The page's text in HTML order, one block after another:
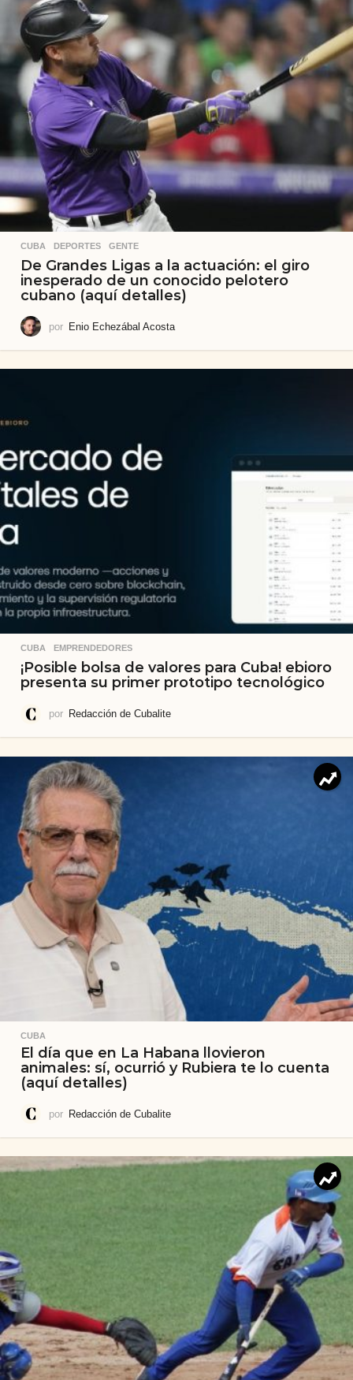
CUBA ,DEPORTES ,GENTE
De Grandes Ligas a la actuación: el giro
inesperado de un conocido pelotero
cubano (aquí detalles)
por Enio Echezábal Acosta
CUBA ,EMPRENDEDORES
¡Posible bolsa de valores para Cuba! ebioro
presenta su primer prototipo tecnológico
por Redacción de Cubalite
CUBA
El día que en La Habana llovieron
animales: sí, ocurrió y Rubiera te lo cuenta
(aquí detalles)
por Redacción de Cubalite